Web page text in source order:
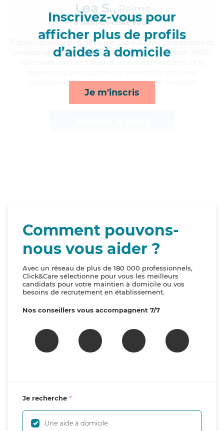
Inscrivez-vous pour
afficher plus de profils
d’aides à domicile
Je m'inscris
Lea S., Reims
à 5km de chez Vous
, rigoureuse et dévouée, Lea a 20 ans d'expérience et
possède un diplôme d'Aide Médico-Psychologique (AMP).
compagnie/loisirs, toilette/habillage et mobilité*
Comment pouvons-
nous vous aider ?
Avec un réseau de plus de 180 000 professionnels,
Click&Care sélectionne pour vous les meilleurs
candidats pour votre maintien à domicile ou vos
besoins de recrutement en établissement.
Nos conseillers vous accompagnent 7/7
Je recherche
Une aide à domicile